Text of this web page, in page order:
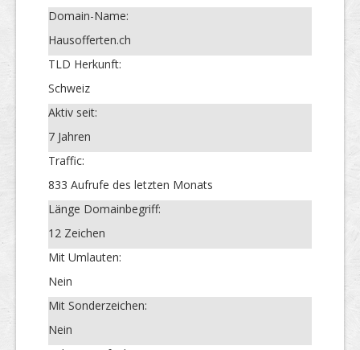
Domain-Name:
Hausofferten.ch
TLD Herkunft:
Schweiz
Aktiv seit:
7 Jahren
Traffic:
833 Aufrufe des letzten Monats
Länge Domainbegriff:
12 Zeichen
Mit Umlauten:
Nein
Mit Sonderzeichen:
Nein